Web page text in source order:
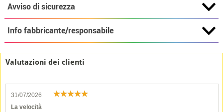
Avviso di sicurezza
Info fabbricante/responsabile
Valutazioni dei clienti
31/07/2026
La velocità